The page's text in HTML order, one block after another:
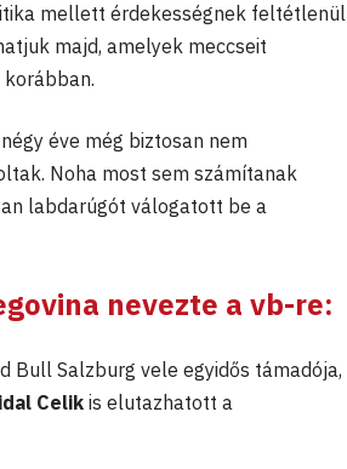
mellett érdekességnek feltétlenül
majd, amelyek meccseit
éve még biztosan nem
Noha most sem számítanak
labdarúgót válogatott be a
nevezte a vb-re:
Bull Salzburg vele egyidős támadója,
Celikis elutazhatott a